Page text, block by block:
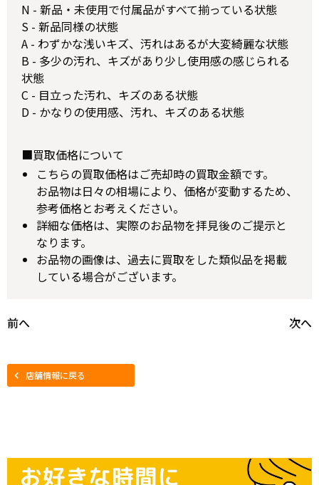
N - 新品・未使用で付属品がすべて揃っている状態
S - 新品同様の状態
A - わずかな浅いキズ、汚れはあるが大変綺麗な状態
B - 多少の汚れ、キズがあり少し使用感の感じられる
状態
C - 目立った汚れ、キズのある状態
D - かなりの使用感、汚れ、キズのある状態
■買取価格について
こちらの買取価格はご売却時の買取金額です。
お品物は日々の相場により、価格が変動するため、
参考価格とお考えください。
詳細な価格は、実際のお品物を拝見後のご提示と
なります。
お品物の画像は、過去に買取をした類似品を掲載
している場合がございます。
前へ 次へ
店舗情報に戻る